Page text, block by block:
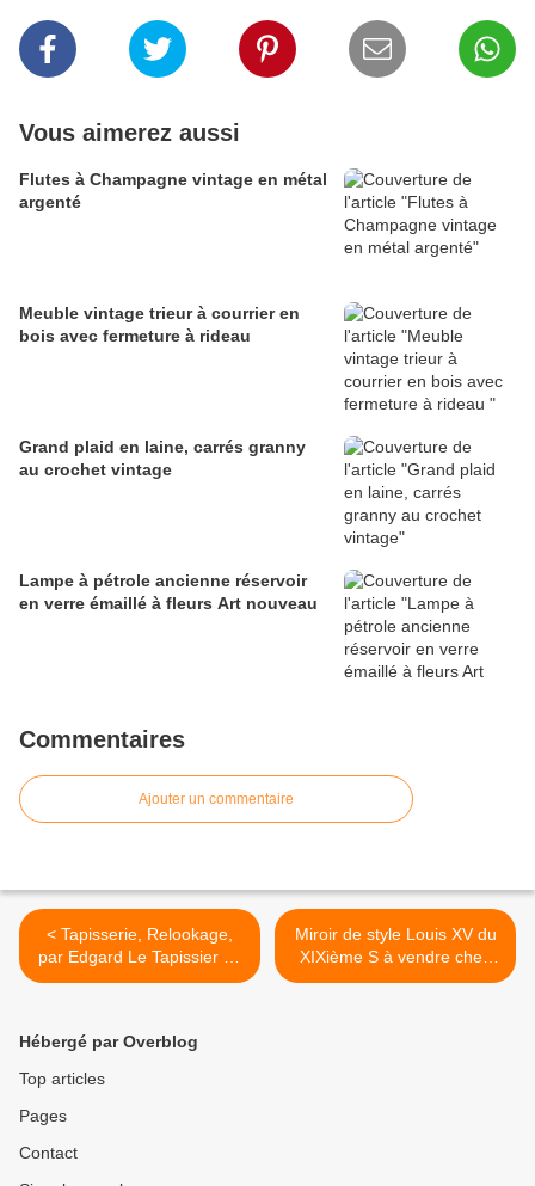
Vous aimerez aussi
Flutes à Champagne vintage en métal
argenté
Meuble vintage trieur à courrier en
bois avec fermeture à rideau
Grand plaid en laine, carrés granny
au crochet vintage
Lampe à pétrole ancienne réservoir
en verre émaillé à fleurs Art nouveau
Commentaires
Ajouter un commentaire
< Tapisserie, Relookage,
par Edgard Le Tapissier de
St Florentin dans l'Yonne
Miroir de style Louis XV du
XIXième S à vendre chez
Jadis (58500) >
Hébergé par Overblog
Top articles
Pages
Contact